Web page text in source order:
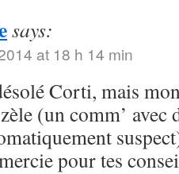
says:
at 18 h 14 min
Corti, mais
(un comm’ avec
pour tes